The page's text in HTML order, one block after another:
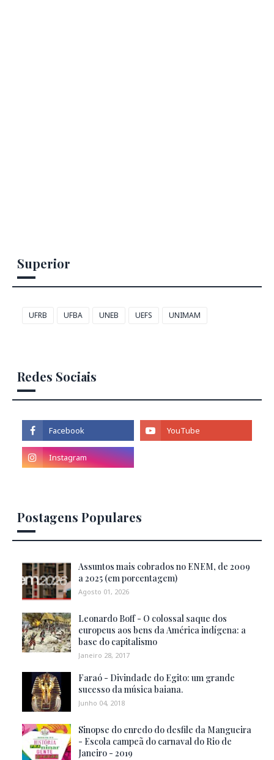
Superior
UFRB UFBA UNEB UEFS UNIMAM
Redes Sociais
Postagens Populares
Assuntos mais cobrados no ENEM, de 2009
a 2025 (em porcentagem)
Agosto 01, 2026
Leonardo Boff - O colossal saque dos
europeus aos bens da América indígena: a
base do capitalismo
Janeiro 28, 2017
Faraó - Divindade do Egito: um grande
sucesso da música baiana.
Junho 04, 2018
Sinopse do enredo do desfile da Mangueira
- Escola campeã do carnaval do Rio de
Janeiro - 2019